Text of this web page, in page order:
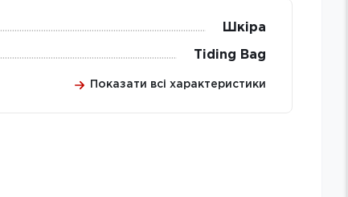
Шкіра
Tiding Bag
Показати всі характеристики